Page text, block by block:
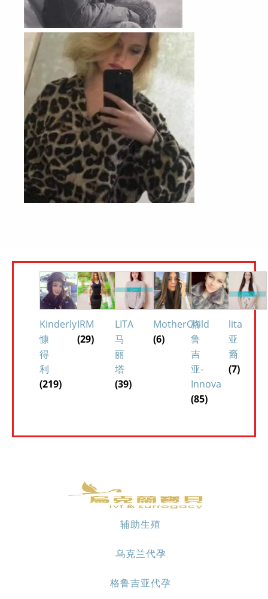
Kinderly
慷
得
利
(219)
IRM
(29)
LITA
马
丽
塔
(39)
MotherChild
(6)
格
鲁
吉
亚-
Innova
(85)
lita
亚
裔
(7)
辅助生殖
乌克兰代孕
格鲁吉亚代孕